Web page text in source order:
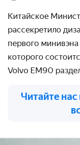
Китайское
рассекретило
первого
которого
Volvo EM90
Читайте